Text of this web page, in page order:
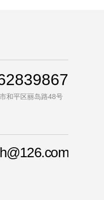
和平区丽岛路48号